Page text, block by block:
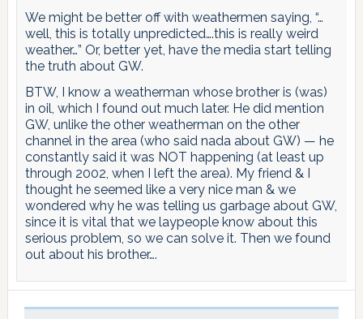
We might be better off with weathermen saying, “…
well, this is totally unpredicted….this is really weird
weather…” Or, better yet, have the media start telling
the truth about GW.
BTW, I know a weatherman whose brother is (was)
in oil, which I found out much later. He did mention
GW, unlike the other weatherman on the other
channel in the area (who said nada about GW) — he
constantly said it was NOT happening (at least up
through 2002, when I left the area). My friend & I
thought he seemed like a very nice man & we
wondered why he was telling us garbage about GW,
since it is vital that we laypeople know about this
serious problem, so we can solve it. Then we found
out about his brother….
Primary